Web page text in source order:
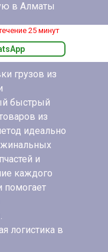
в Алматы
грузов из
быстрый
из
идеально
и
каждого
помогает
логистика в
25 минут